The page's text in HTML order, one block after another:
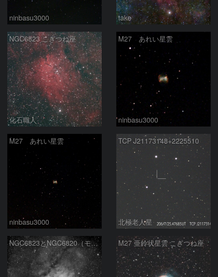
ninbasu3000 take
NGC6823 こぎつね座
化石職人
M27 あれい星雲
ninbasu3000
M27 あれい星雲
ninbasu3000
TCP J21173148+2225510
北極老人星
NGC6823とNGC6820（モノクロ） M27 亜鈴状星雲 こぎつね座